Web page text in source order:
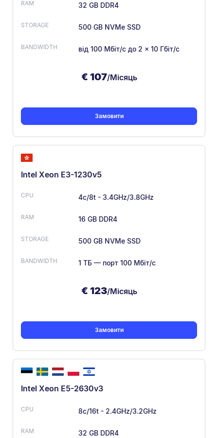
32 GB DDR4
500 GB NVMe SSD
від 100 Мбіт/с до 2 × 10 Гбіт/с
€ 107/Місяць
Замовити
Intel Xeon E3-1230v5
4c/8t - 3.4GHz/3.8GHz
16 GB DDR4
500 GB NVMe SSD
1 ТБ — порт 100 Мбіт/с
€ 123/Місяць
Замовити
Intel Xeon E5-2630v3
8c/16t - 2.4GHz/3.2GHz
32 GB DDR4